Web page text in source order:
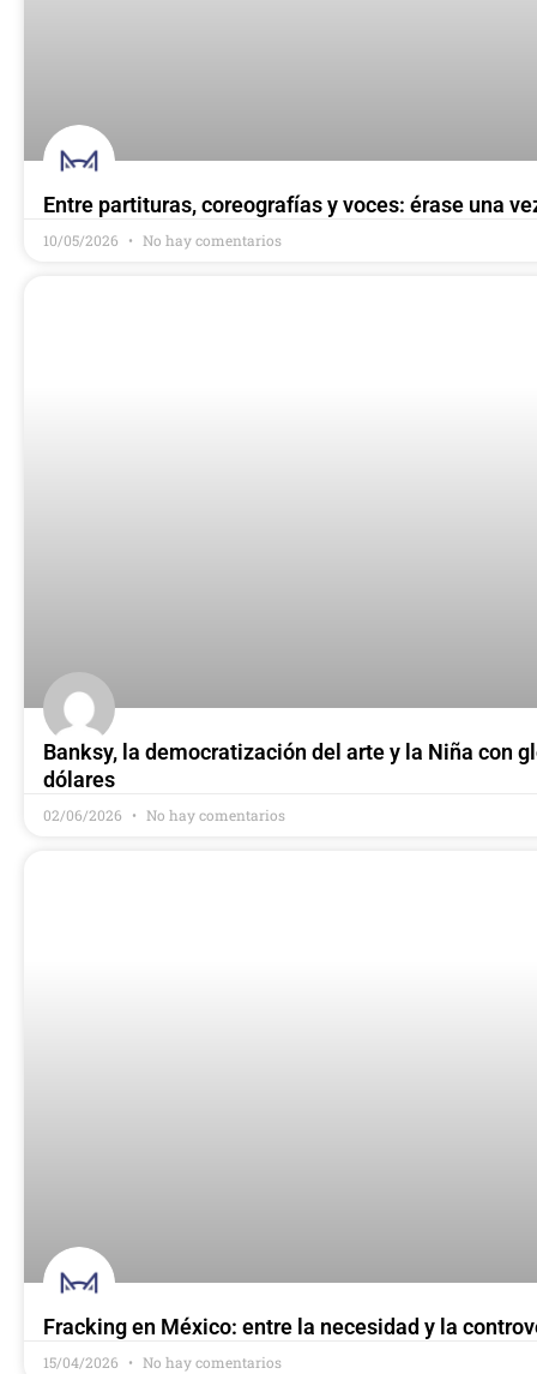
Entre partituras, coreografías y voces: érase una
10/05/2026 No hay comentarios
Banksy, la democratización del arte y la Niña con
dólares
02/06/2026 No hay comentarios
Fracking en México: entre la necesidad y la
15/04/2026 No hay comentarios